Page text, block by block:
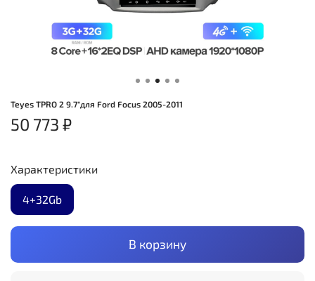
Teyes TPRO 2 9.7"для Ford Focus 2005-2011
50 773 ₽
В корзину
Характеристики
4+32Gb